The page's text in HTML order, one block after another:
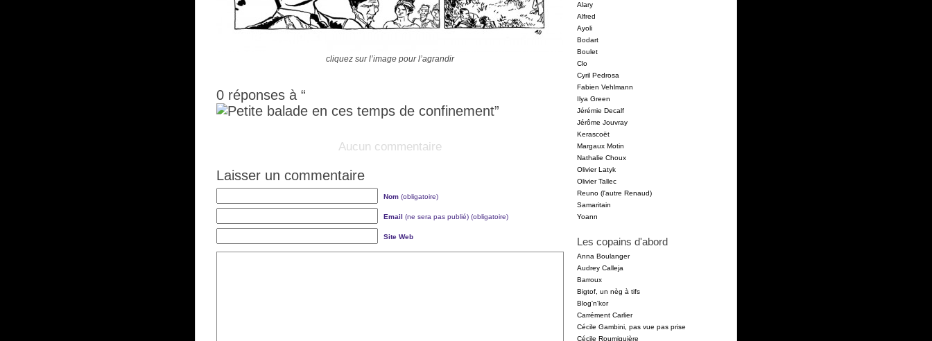
cliquez sur l’image pour l’agrandir
0 réponses à “
”
Aucun commentaire
Laisser un commentaire
Nom (obligatoire)
Email (ne sera pas publié) (obligatoire)
Site Web
Alary
Alfred
Ayoli
Bodart
Boulet
Clo
Cyril Pedrosa
Fabien Vehlmann
Ilya Green
Jérémie Decalf
Jérôme Jouvray
Kerascoët
Margaux Motin
Nathalie Choux
Olivier Latyk
Olivier Tallec
Reuno (l'autre Renaud)
Samaritain
Yoann
Les copains d'abord
Anna Boulanger
Audrey Calleja
Barroux
Bigtof, un nèg à tifs
Blog'n'kor
Carrément Carlier
Cécile Gambini, pas vue pas prise
Cécile Roumiguière